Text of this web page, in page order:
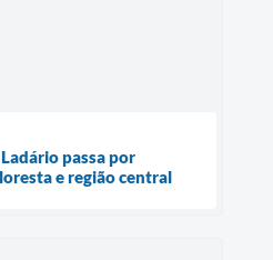
passa por
e região central